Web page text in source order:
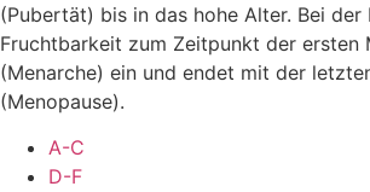
(Pubertät) bis in das hohe Alter. Bei der
Fruchtbarkeit zum Zeitpunkt der ersten
(Menarche) ein und endet mit der
(Menopause).
A-C
D-F